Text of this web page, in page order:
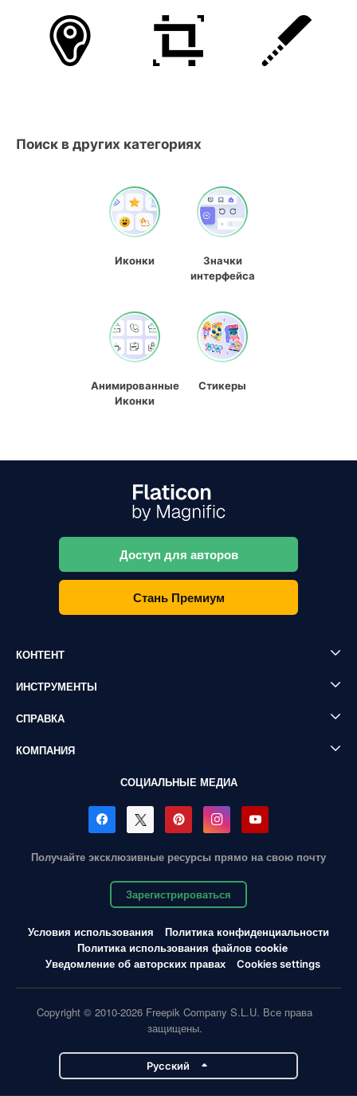
Поиск в других категориях
Иконки
Значки
интерфейса
Анимированные
Иконки
Стикеры
Доступ для авторов
Стань Премиум
КОНТЕНТ
ИНСТРУМЕНТЫ
СПРАВКА
КОМПАНИЯ
СОЦИАЛЬНЫЕ МЕДИА
Получайте эксклюзивные ресурсы прямо на свою почту
Зарегистрироваться
Условия использования
Политика конфиденциальности
Политика использования файлов cookie
Уведомление об авторских правах
Cookies settings
Copyright © 2010-2026 Freepik Company S.L.U. Все права
защищены.
Pусский